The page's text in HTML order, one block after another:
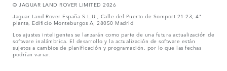
© JAGUAR LAND ROVER LIMITED 2026
Jaguar Land Rover España S.L.U., Calle del Puerto de Somport 21-23, 4ª
planta, Edificio Monteburgos A, 28050 Madrid
Los ajustes inteligentes se lanzarán como parte de una futura actualización de
software inalámbrica. El desarrollo y la actualización de software están
sujetos a cambios de planificación y programación, por lo que las fechas
podrían variar.